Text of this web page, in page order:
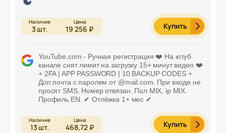
3шт. 19 256 ₽ Купить
YouTube.com - Ручная регистрация ❤️ На ютуб
канале снят лимит на загрузку 15+ минут видео ❤️
+ 2FA | APP PASSWORD | 10 BACKUP CODES +
Доп.почта с паролем от @mail.com. При входе не
просят SMS, Номер отвязан. Пол MIX, ip MIX.
Профиль EN. ✔ Отлёжка 1+ мес ✔
13шт. 468,72 ₽ Купить